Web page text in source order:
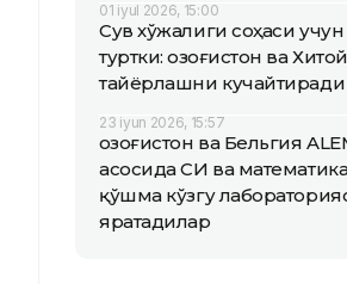
01 iyul 2026, 15:00
Сув хўжалиги соҳаси
туртки: Қозоғистон ва
тайёрлашни кучайтиради
23 iyun 2026, 15:57
Қозоғистон ва Бельгия
асосида СИ ва
қўшма кўзгу
яратадилар